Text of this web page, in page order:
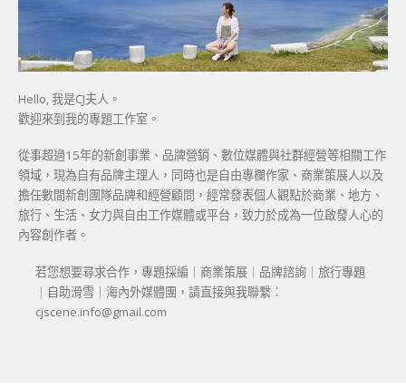
Hello, 我是CJ夫人。
歡迎來到我的專題工作室。
從事超過15年的新創事業、品牌營銷、數位媒體與社群經營等相關工作
領域，現為自有品牌主理人，同時也是自由專欄作家、商業策展人以及
擔任數間新創團隊品牌和經營顧問，經常發表個人觀點於商業、地方、
旅行、生活、女力與自由工作媒體或平台，致力於成為一位啟發人心的
內容創作者。
若您想要尋求合作，專題採編｜商業策展｜品牌諮詢｜旅行專題
｜自助滑雪｜海內外媒體團，請直接與我聯繫：
cjscene.info@gmail.com